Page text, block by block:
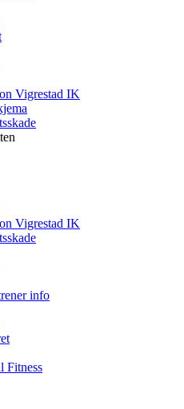
Vigrestad IK
Vigrestad IK
info
Fitness